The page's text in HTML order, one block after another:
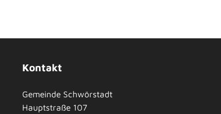
Kontakt
Gemeinde Schwörstadt
Hauptstraße 107